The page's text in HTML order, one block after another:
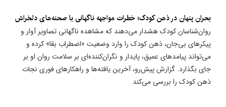
بحران پنهان در ذهن کودک؛ خطرات مواجهه ناگهانی با صحنه‌های دلخراش
روان‌شناسان کودک هشدار می‌دهند که مشاهده ناگهانی تصاویر آوار و
پیکرهای بی‌جان، ذهن کودک را وارد وضعیت «اضطراب بقا» کرده و
می‌تواند پیامدهای عمیق، پایدار و نگران‌کننده‌ای بر سلامت روان او بر
جای بگذارد. گزارش پیش‌رو، آخرین یافته‌ها و راهکارهای فوری نجات
ذهن کودک را بررسی می‌کند